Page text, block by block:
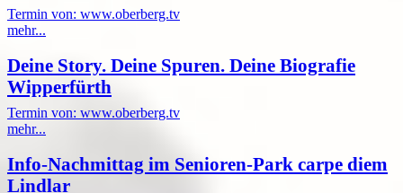
Termin von: www.oberberg.tv
mehr...
Deine Story. Deine Spuren. Deine Biografie
Wipperfürth
Termin von: www.oberberg.tv
mehr...
Info-Nachmittag im Senioren-Park carpe diem
Lindlar